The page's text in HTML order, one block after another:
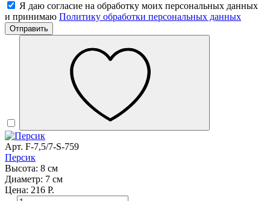
Я даю согласие на обработку моих персональных данных
и принимаю Политику обработки персональных данных
Отправить
Арт. F-7,5/7-S-759
Персик
Высота: 8 см
Диаметр: 7 см
Цена: 216 Р.